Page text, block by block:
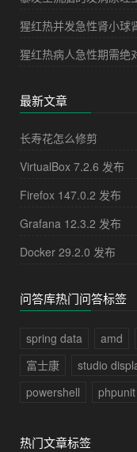
猩红热并发急性肾小球
猩红热病人急性期需绝
最新文章
长寿花怎么修剪
VirtualBox 7.2.6 发布
Firefox 147.0.2 发布
Grafana 12.3.2 发布
Docker 29.2.0 发布
问答库热门问答标签
spring data amd
富士康
studio
powershell
phpunit
热门文章标签